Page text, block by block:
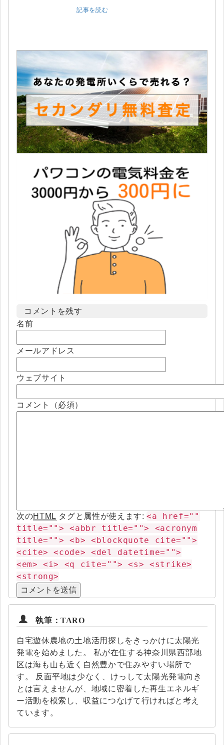
記事を読む
コメントを残す
名前
メールアドレス
ウェブサイト
コメント（必須）
次のHTML タグと属性が使えます:<a href=""
title=""> <abbr title=""> <acronym
title=""> <b> <blockquote cite="">
<cite> <code> <del datetime="">
<em> <i> <q cite=""> <s> <strike>
<strong>
執筆：TARO
自宅遊休農地の土地活用探しをきっかけに太陽光
発電を始めました。 私が在住する神奈川県西部地
区は海も山も近く自然豊かで住みやすい場所で
す。 反面平地は少なく、けっして太陽光発電向き
とは言えませんが、地域に密着した再生エネルギ
ー活動を模索し、収益につなげて行ければと考え
ています。